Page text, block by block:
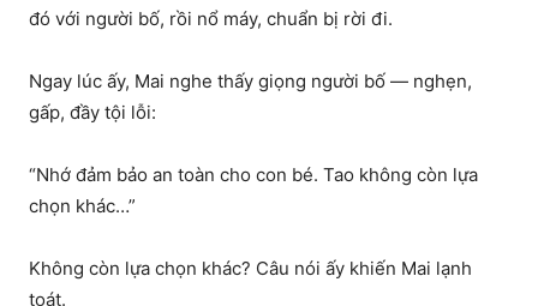
đó với người bố, rồi nổ máy, chuẩn bị rời đi.
Ngay lúc ấy, Mai nghe thấy giọng người bố — nghẹn,
gấp, đầy tội lỗi:
“Nhớ đảm bảo an toàn cho con bé. Tao không còn lựa
chọn khác…”
Không còn lựa chọn khác? Câu nói ấy khiến Mai lạnh
toát.